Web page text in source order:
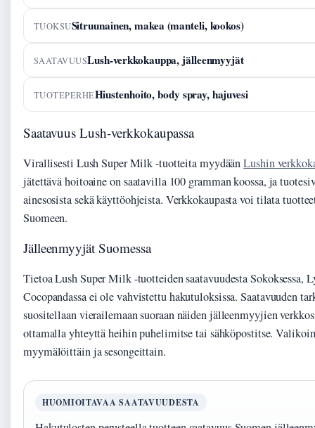
TUOKSUSitruunainen, makea (manteli, kookos)
SAATAVUUSLush-verkkokauppa, jälleenmyyjät
TUOTEPERHEHiustenhoito, body spray, hajuvesi
Saatavuus Lush-verkkokaupassa
Virallisesti Lush Super Milk -tuotteita myydäänLushin
jätettävä hoitoaine on saatavilla 100 gramman koossa, ja
ainesosista sekä käyttöohjeista. Verkkokaupasta voi tilata
Suomeen.
Jälleenmyyjät Suomessa
Tietoa Lush Super Milk -tuotteiden saatavuudesta Sokoksessa,
Cocopandassa ei ole vahvistettu hakutuloksissa. Saatavuuden
suositellaan vierailemaan suoraan näiden jälleenmyyjien
ottamalla yhteyttä heihin puhelimitse tai sähköpostitse.
myymälöittäin ja sesongeittain.
HUOMIOITAVAA SAATAVUUDESTA